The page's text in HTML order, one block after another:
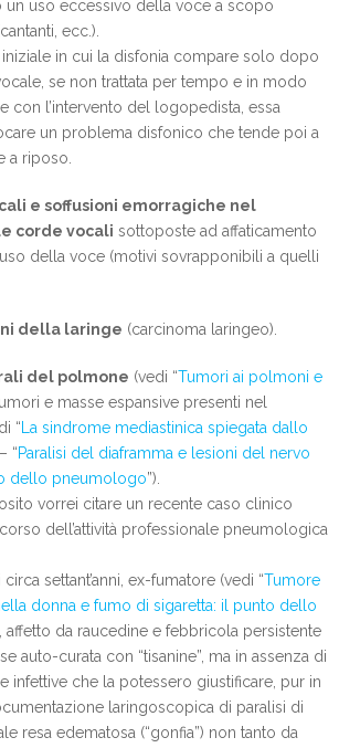
un uso eccessivo della voce a scopo
ecc.).
iniziale in cui la disfonia compare solo dopo
se non trattata per tempo e in modo
con l’intervento del logopedista, essa
un problema disfonico che tende poi a
a riposo.
e soffusioni emorragiche nel
corde vocali sottoposte ad affaticamento
della voce (motivi sovrapponibili a quelli
della laringe (carcinoma laringeo).
del polmone (vedi “Tumori ai polmoni e
e masse espansive presenti nel
“ La sindrome mediastinica spiegata dallo
“Paralisi del diaframma e lesioni del nervo
dello pneumologo”).
vorrei citare un recente caso clinico
dell’attività professionale pneumologica
settant’anni, ex-fumatore (vedi “Tumore
donna e fumo di sigaretta: il punto dello
affetto da raucedine e febbricola persistente
auto-curata con “tisanine”, ma in assenza di
infettive che la potessero giustificare, pur in
laringoscopica di paralisi di
resa edematosa (“gonfia”) non tanto da